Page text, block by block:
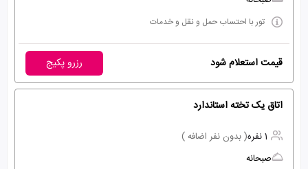
تور با احتساب حمل و نقل و خدمات
قیمت استعلام شود رزرو پکیج
اتاق یک تخته استاندارد
1 نفره
( بدون نفر اضافه )
صبحانه